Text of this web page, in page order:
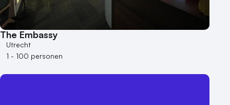
The Embassy
Utrecht
1 - 100 personen